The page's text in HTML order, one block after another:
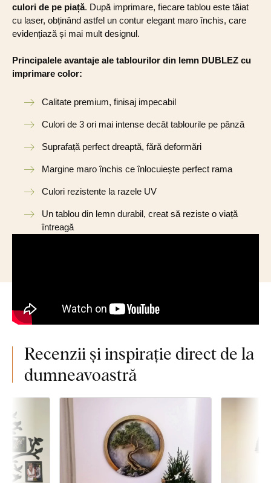
culori de pe piață. După imprimare, fiecare tablou este tăiat
cu laser, obținând astfel un contur elegant maro închis, care
evidențiază și mai mult designul.
Principalele avantaje ale tablourilor din lemn DUBLEZ cu
imprimare color:
Calitate premium, finisaj impecabil
Culori de 3 ori mai intense decât tablourile pe pânză
Suprafață perfect dreaptă, fără deformări
Margine maro închis ce înlocuiește perfect rama
Culori rezistente la razele UV
Un tablou din lemn durabil, creat să reziste o viață
întreagă
Recenzii și inspirație direct de la
dumneavoastră